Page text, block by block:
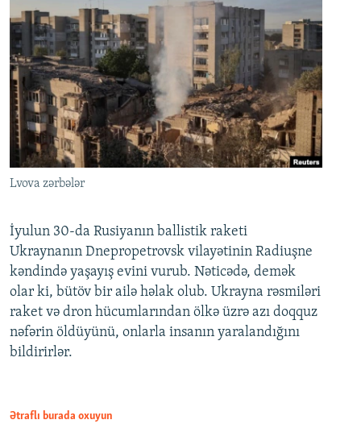
Lvova zərbələr
İyulun 30-da Rusiyanın ballistik raketi
Ukraynanın Dnepropetrovsk vilayətinin Radiuşne
kəndində yaşayış evini vurub. Nəticədə, demək
olar ki, bütöv bir ailə həlak olub. Ukrayna rəsmiləri
raket və dron hücumlarından ölkə üzrə azı doqquz
nəfərin öldüyünü, onlarla insanın yaralandığını
bildirirlər.
Ətraflı burada oxuyun